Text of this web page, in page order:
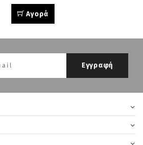
Αγορά
Εγγραφή